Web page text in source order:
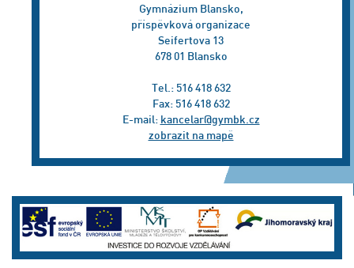
Gymnázium Blansko,
příspěvková organizace
Seifertova 13
678 01 Blansko
Tel.: 516 418 632
Fax: 516 418 632
E-mail: kancelar@gymbk.cz
zobrazit na mapě